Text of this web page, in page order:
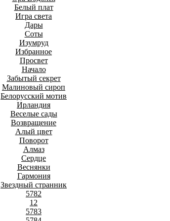
Белый плат
Игра света
Дары
Соты
Изумруд
Избранное
Просвет
Начало
Забытый секрет
Малиновый сироп
Белорусский мотив
Ирландия
Веселые сады
Возвращение
Алый цвет
Поворот
Алмаз
Сердце
Веснянки
Гармония
Звездный странник
5782
12
5783